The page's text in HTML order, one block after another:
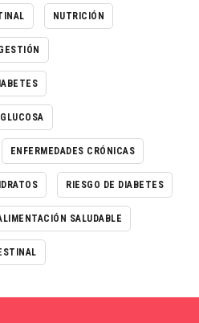
NUTRICIÓN
GLUCOSA
ENFERMEDADES CRÓNICAS
RIESGO DE DIABETES
SALUDABLE